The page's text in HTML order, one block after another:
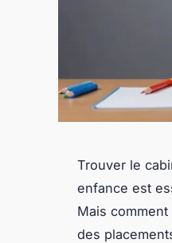
Trouver le
enfance est
Mais
des